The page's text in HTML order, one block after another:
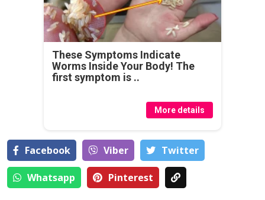
These Symptoms Indicate
Worms Inside Your Body! The
first symptom is ..
More details
Facebook Viber Тwitter
Whatsapp Pinterest